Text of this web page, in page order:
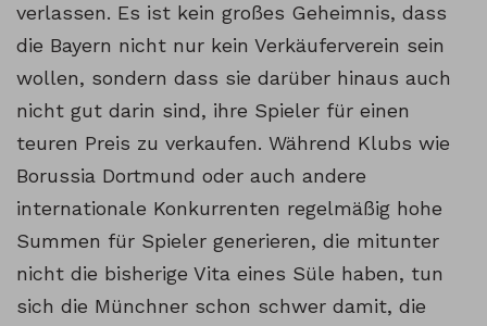
verlassen. Es ist kein großes Geheimnis, dass
die Bayern nicht nur kein Verkäuferverein sein
wollen, sondern dass sie darüber hinaus auch
nicht gut darin sind, ihre Spieler für einen
teuren Preis zu verkaufen. Während Klubs wie
Borussia Dortmund oder auch andere
internationale Konkurrenten regelmäßig hohe
Summen für Spieler generieren, die mitunter
nicht die bisherige Vita eines Süle haben, tun
sich die Münchner schon schwer damit, die